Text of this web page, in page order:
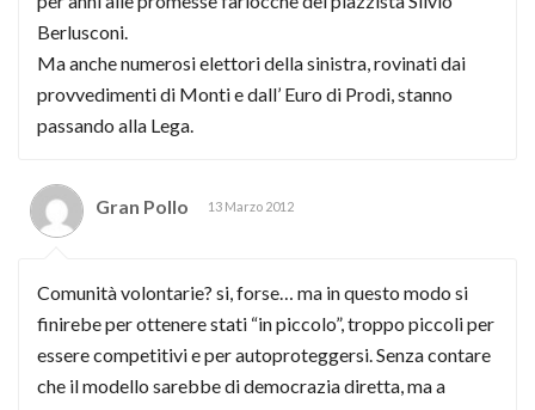
Berlusconi.
Ma anche numerosi elettori della sinistra, rovinati dai
provvedimenti di Monti e dall’ Euro di Prodi, stanno
passando alla Lega.
Gran Pollo 13 Marzo 2012
Comunità volontarie? si, forse… ma in questo modo si
finirebe per ottenere stati “in piccolo”, troppo piccoli per
essere competitivi e per autoproteggersi. Senza contare
che il modello sarebbe di democrazia diretta, ma a